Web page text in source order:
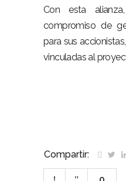
Con esta
compromiso de
para sus
vinculadas al
Compartir: